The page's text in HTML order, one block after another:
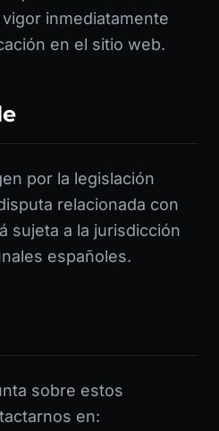
inmediatamente
en el sitio web.
por la legislación
relacionada con
sujeta a la jurisdicción
españoles.
sobre estos
en: